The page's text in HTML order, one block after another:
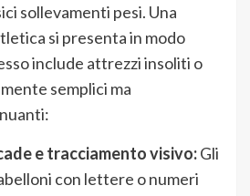
sollevamenti pesi. Una
si presenta in modo
include attrezzi insoliti o
semplici ma
e tracciamento visivo:Gli
con lettere o numeri